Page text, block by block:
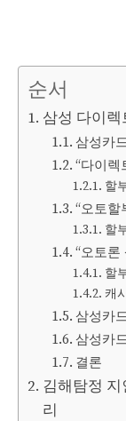
순서
삼성 다이
삼성카
“다이렉
할
“오토할
할
“오토론
할
캐
삼성카
삼성카
결론
김해탐정
리